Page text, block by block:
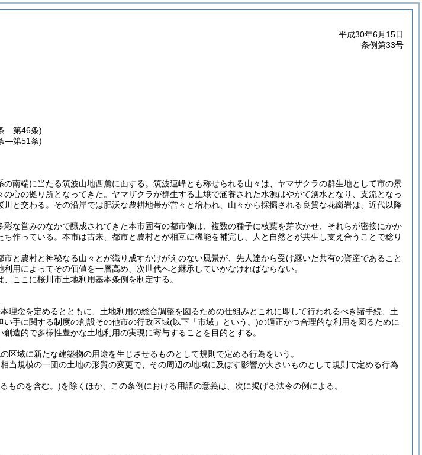
平成30年6月15日
条例第33号
―第46条)
―第51条)
南端に当たる筑波山地西麓に面する。筑波連峰とも称せられる山々は、ヤマザクラの群生地として市の景
心の拠り所となってきた。ヤマザクラが群生する土壌で涵養された水源はやがて湧水となり、支流となっ
と交わる。その沿岸では肥沃な農耕地帯が営々と培われ、山々から採掘される良質な花崗岩は、近代以降
な営みのなかで醸成されてきた本市固有の都市像は、複数の種子に枝葉を芽吹かせ、それらが密接にかか
作っている。本市は古来、都市と農村とが相互に機能を補完し、人と自然とが共生し支え合うことで稔り
と農村と神秘なる山々とが織り成すかけがえのない風景が、先人達から受け継いだ共有の資産であること
用によってその価値を一層高め、次世代へと継承していかなければならない。
ここに桜川市土地利用基本条例を制定する。
理念を定めるとともに、土地利用の総合調整を図るための仕組みとこれに即して行われるべき諸手続、土
手に関する制度の創設その他市の行政区域(以下「市域」という。)の適正かつ合理的な利用を図るために
造的で多様性豊かな土地利用の実現に寄与することを目的とする。
区域に新たな建築物の用途を生じさせるものとして規則で定める行為をいう。
当規模の一団の土地の形質の変更で、その周辺の地域に及ぼす影響が大きいものとして規則で定める行為
ものを含む。)を除くほか、この条例における用語の意義は、次に掲げる法令の例による。